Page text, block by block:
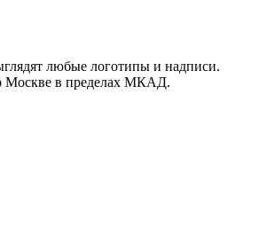
любые логотипы и надписи.
Москве в пределах МКАД.